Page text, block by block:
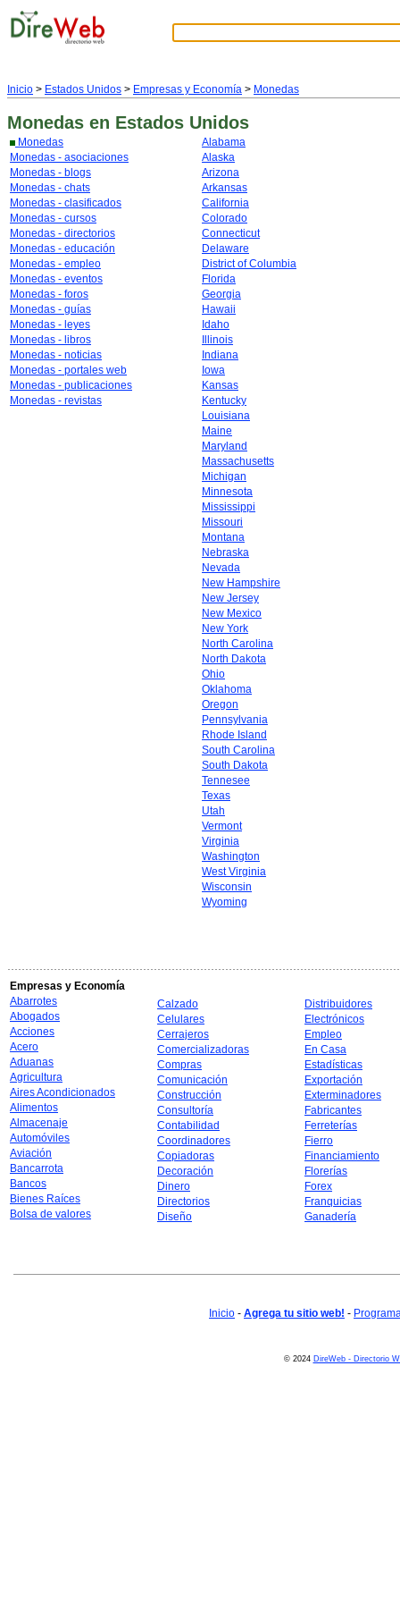
Inicio > Estados Unidos > Empresas y Economía > Monedas
Monedas en Estados Unidos
Monedas
Monedas - asociaciones
Monedas - blogs
Monedas - chats
Monedas - clasificados
Monedas - cursos
Monedas - directorios
Monedas - educación
Monedas - empleo
Monedas - eventos
Monedas - foros
Monedas - guías
Monedas - leyes
Monedas - libros
Monedas - noticias
Monedas - portales web
Monedas - publicaciones
Monedas - revistas
Alabama
Alaska
Arizona
Arkansas
California
Colorado
Connecticut
Delaware
District of Columbia
Florida
Georgia
Hawaii
Idaho
Illinois
Indiana
Iowa
Kansas
Kentucky
Louisiana
Maine
Maryland
Massachusetts
Michigan
Minnesota
Mississippi
Missouri
Montana
Nebraska
Nevada
New Hampshire
New Jersey
New Mexico
New York
North Carolina
North Dakota
Ohio
Oklahoma
Oregon
Pennsylvania
Rhode Island
South Carolina
South Dakota
Tennesee
Texas
Utah
Vermont
Virginia
Washington
West Virginia
Wisconsin
Wyoming
Empresas y Economía
Abarrotes
Abogados
Acciones
Acero
Aduanas
Agricultura
Aires Acondicionados
Alimentos
Almacenaje
Automóviles
Aviación
Bancarrota
Bancos
Bienes Raíces
Bolsa de valores
Calzado
Celulares
Cerrajeros
Comercializadoras
Compras
Comunicación
Construcción
Consultoría
Contabilidad
Coordinadores
Copiadoras
Decoración
Dinero
Directorios
Diseño
Distribuidores
Electrónicos
Empleo
En Casa
Estadísticas
Exportación
Exterminadores
Fabricantes
Ferreterías
Fierro
Financiamiento
Florerías
Forex
Franquicias
Ganadería
Inicio - Agrega tu sitio web! -
© 2024 DireWeb - Directorio